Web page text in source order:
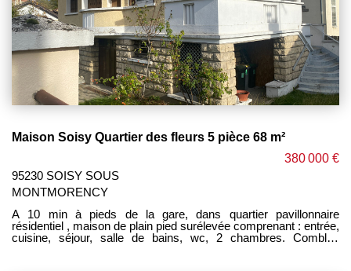
Maison Soisy Quartier des fleurs 5 pièce 68 m²
380 000 €
95230 SOISY SOUS
MONTMORENCY
A 10 min à pieds de la gare, dans quartier pavillonnaire
résidentiel , maison de plain pied surélevée comprenant : entrée,
cuisine, séjour, salle de bains, wc, 2 chambres. Combles